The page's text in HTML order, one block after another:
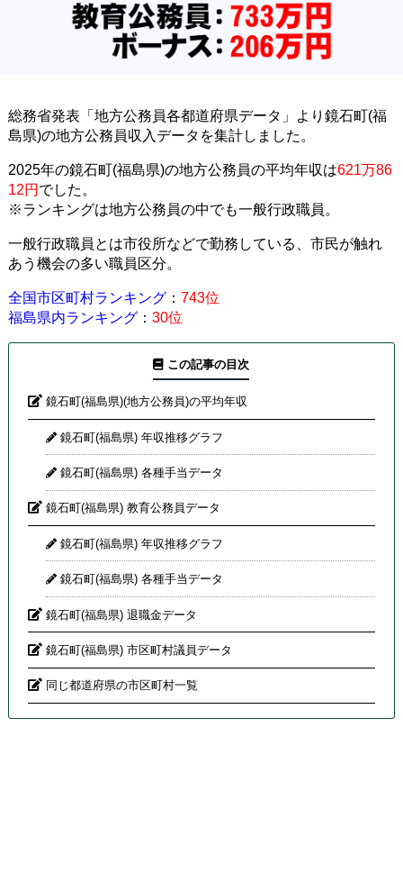
総務省発表「地方公務員各都道府県データ」より鏡石町(福
島県)の地方公務員収入データを集計しました。
2025年の鏡石町(福島県)の地方公務員の平均年収は621万86
12円 でした。
※ランキングは地方公務員の中でも一般行政職員。
一般行政職員とは市役所などで勤務している、市民が触れ
あう機会の多い職員区分。
全国市区町村ランキング： 743位
福島県内ランキング： 30位
この記事の目次
鏡石町(福島県)(地方公務員)の平均年収
鏡石町(福島県) 年収推移グラフ
鏡石町(福島県) 各種手当データ
鏡石町(福島県) 教育公務員データ
鏡石町(福島県) 年収推移グラフ
鏡石町(福島県) 各種手当データ
鏡石町(福島県) 退職金データ
鏡石町(福島県) 市区町村議員データ
同じ都道府県の市区町村一覧